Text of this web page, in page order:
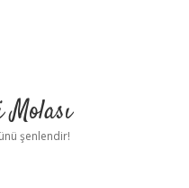
şenlendir!